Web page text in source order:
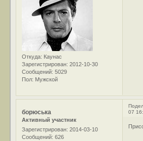
Откуда: Каунас
Зарегистрирован: 2012-10-30
Сообщений: 5029
Пол: Мужской
07
борюська
Активный участник
Зарегистрирован: 2014-03-10
Сообщений: 626